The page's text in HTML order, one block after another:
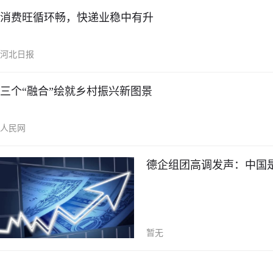
消费旺循环畅，快递业稳中有升
河北日报
三个“融合”绘就乡村振兴新图景
人民网
德企组团高调发声：中国
暂无